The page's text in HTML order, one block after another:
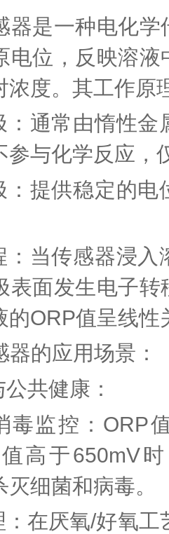
器是一种电化学
电位，反映溶
浓度。其工作原
：通常由惰性金
参与化学反应，
：提供稳定的电
：当传感器浸入
表面发生电子
的ORP值呈线性
器的应用场景：
共健康：
毒监控： ORP
高于650mV
细菌和病毒。
：在厌氧/好氧工